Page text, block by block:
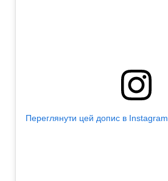
Переглянути цей допис в Instagram